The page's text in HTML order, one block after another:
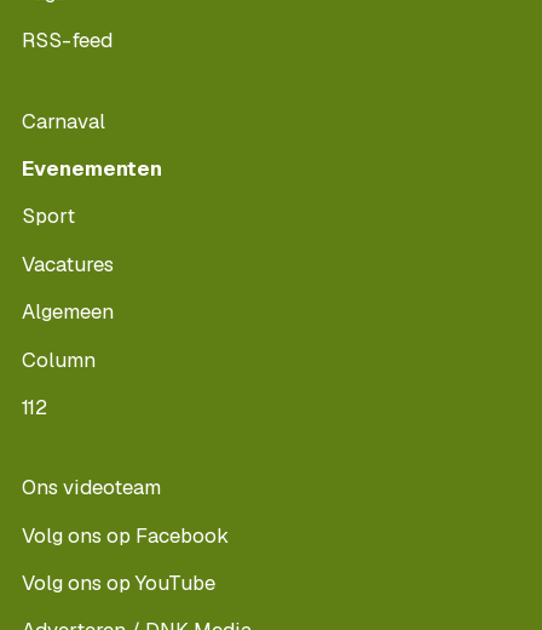
RSS-feed
Carnaval
Evenementen
Sport
Vacatures
Algemeen
Column
112
Ons videoteam
Volg ons op Facebook
Volg ons op YouTube